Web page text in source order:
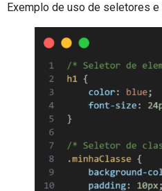
Exemplo de uso de seletores